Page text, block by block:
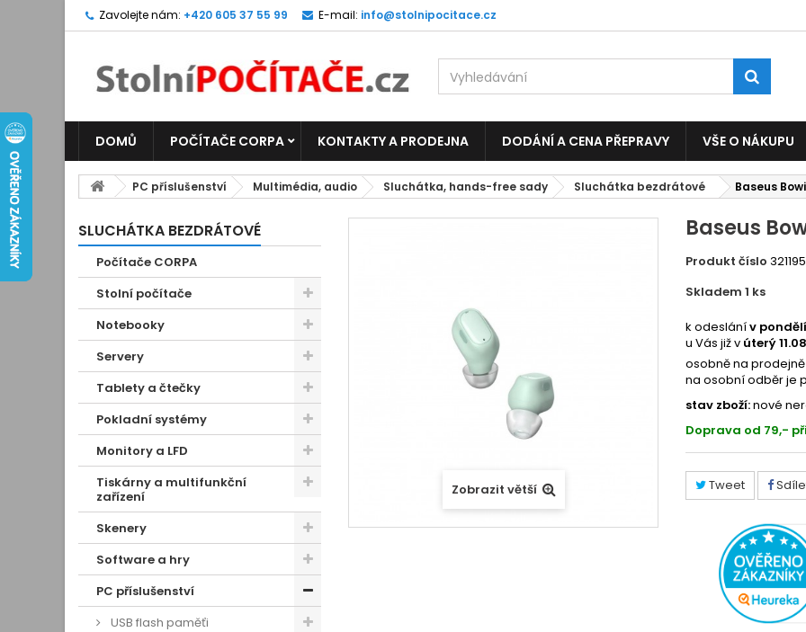
Zavolejte nám: +420 605 37 55 99 E-mail: info@stolnipocitace.cz
DOMŮ POČÍTAČE CORPA KONTAKTY A PRODEJNA DODÁNÍ A CENA PŘEPRAVY VŠE O NÁKUPU
PC příslušenství Multimédia, audio Sluchátka, hands-free sady Sluchátka bezdrátové Baseus
SLUCHÁTKA BEZDRÁTOVÉ
Počítače CORPA
Stolní počítače
Notebooky
Servery
Tablety a čtečky
Pokladní systémy
Monitory a LFD
Tiskárny a multifunkční
zařízení
Skenery
Software a hry
PC příslušenství
USB flash paměťi
Zobrazit větší
Baseus
Produkt číslo 321195
Skladem 1 ks
k odeslánív
u Vás již v úterý
osobně na
na osobní odběr je
stav zboží:nové
Doprava od 79,-
Tweet